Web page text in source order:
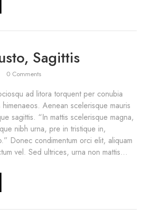
Sagittis
0 Comments
ad litora torquent per conubia
Aenean scelerisque mauris
sagittis. “In mattis scelerisque magna,
nibh urna, pre in tristique in,
Donec condimentum orci elit, aliquam
vel. Sed ultrices, urna non mattis...